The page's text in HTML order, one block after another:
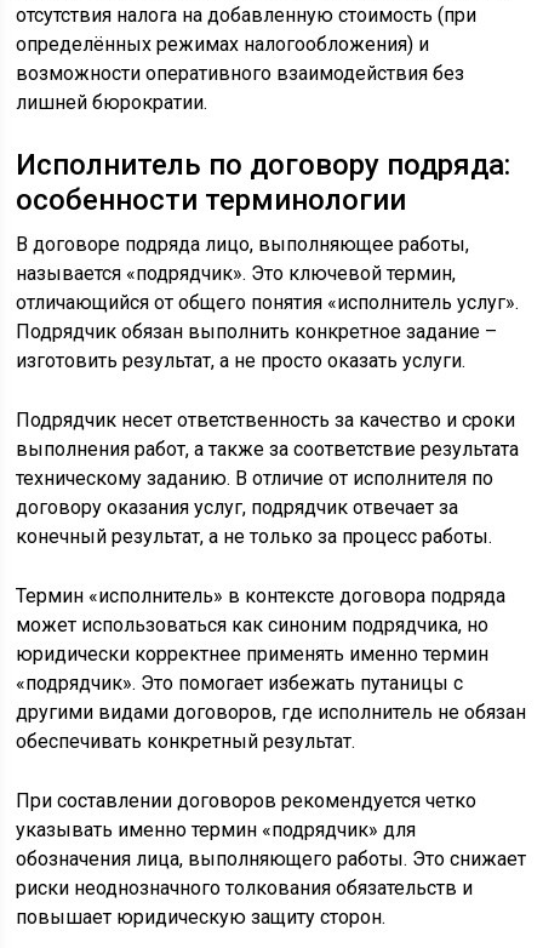
отсутствия налога на добавленную стоимость (при
определённых режимах налогообложения) и
возможности оперативного взаимодействия без
лишней бюрократии.
Исполнитель по договору подряда:
особенности терминологии
В договоре подряда лицо, выполняющее работы,
называется «подрядчик». Это ключевой термин,
отличающийся от общего понятия «исполнитель услуг».
Подрядчик обязан выполнить конкретное задание –
изготовить результат, а не просто оказать услуги.
Подрядчик несет ответственность за качество и сроки
выполнения работ, а также за соответствие результата
техническому заданию. В отличие от исполнителя по
договору оказания услуг, подрядчик отвечает за
конечный результат, а не только за процесс работы.
Термин «исполнитель» в контексте договора подряда
может использоваться как синоним подрядчика, но
юридически корректнее применять именно термин
«подрядчик». Это помогает избежать путаницы с
другими видами договоров, где исполнитель не обязан
обеспечивать конкретный результат.
При составлении договоров рекомендуется четко
указывать именно термин «подрядчик» для
обозначения лица, выполняющего работы. Это снижает
риски неоднозначного толкования обязательств и
повышает юридическую защиту сторон.